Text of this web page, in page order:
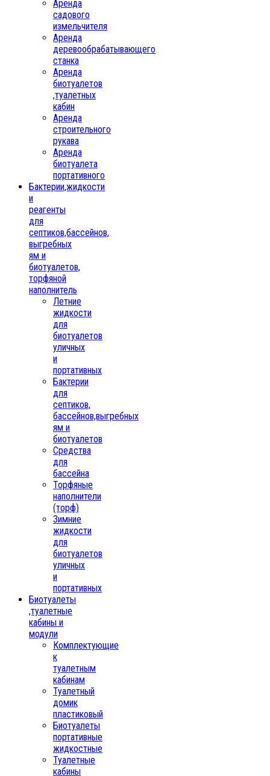
Аренда
садового
измельчителя
Аренда
деревообрабатывающего
станка
Аренда
биотуалетов
,туалетных
кабин
Аренда
строительного
рукава
Аренда
биотуалета
портативного
Бактерии,жидкости
и
реагенты
для
септиков,бассейнов,
выгребных
ям и
биотуалетов,
торфяной
наполнитель
Летние
жидкости
для
биотуалетов
уличных
и
портативных
Бактерии
для
септиков,
бассейнов,выгребных
ям и
биотуалетов
Средства
для
бассейна
Торфяные
наполнители
(торф)
Зимние
жидкости
для
биотуалетов
уличных
и
портативных
Биотуалеты
,туалетные
кабины и
модули
Комплектующие
к
туалетным
кабинам
Туалетный
домик
пластиковый
Биотуалеты
портативные
жидкостные
Туалетные
кабины